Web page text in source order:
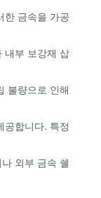
한 금속을 가공
내부 보강재 삽
불량으로 인해
공합니다. 특정
외부 금속 쉘